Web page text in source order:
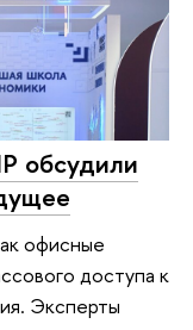
обсудили
офисные
доступа к
Эксперты